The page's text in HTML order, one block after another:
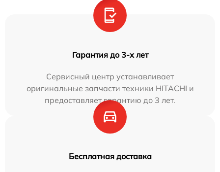
Гарантия до 3-х лет
Сервисный центр устанавливает
оригинальные запчасти техники HITACHI и
предоставляет гарантию до 3 лет.
Бесплатная доставка